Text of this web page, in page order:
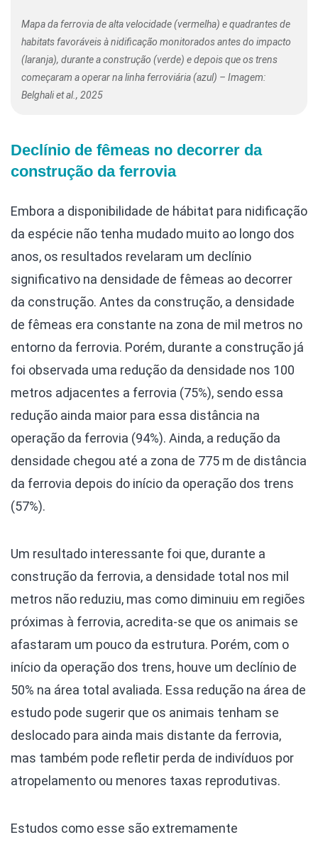
Mapa da ferrovia de alta velocidade (vermelha) e quadrantes de
habitats favoráveis ​​à nidificação monitorados antes do impacto
(laranja), durante a construção (verde) e depois que os trens
começaram a operar na linha ferroviária (azul) – Imagem:
Belghali et al., 2025
Declínio de fêmeas no decorrer da
construção da ferrovia
Embora a disponibilidade de hábitat para nidificação
da espécie não tenha mudado muito ao longo dos
anos, os resultados revelaram um declínio
significativo na densidade de fêmeas ao decorrer
da construção. Antes da construção, a densidade
de fêmeas era constante na zona de mil metros no
entorno da ferrovia. Porém, durante a construção já
foi observada uma redução da densidade nos 100
metros adjacentes a ferrovia (75%), sendo essa
redução ainda maior para essa distância na
operação da ferrovia (94%). Ainda, a redução da
densidade chegou até a zona de 775 m de distância
da ferrovia depois do início da operação dos trens
(57%).
Um resultado interessante foi que, durante a
construção da ferrovia, a densidade total nos mil
metros não reduziu, mas como diminuiu em regiões
próximas à ferrovia, acredita-se que os animais se
afastaram um pouco da estrutura. Porém, com o
início da operação dos trens, houve um declínio de
50% na área total avaliada. Essa redução na área de
estudo pode sugerir que os animais tenham se
deslocado para ainda mais distante da ferrovia,
mas também pode refletir perda de indivíduos por
atropelamento ou menores taxas reprodutivas.
Estudos como esse são extremamente